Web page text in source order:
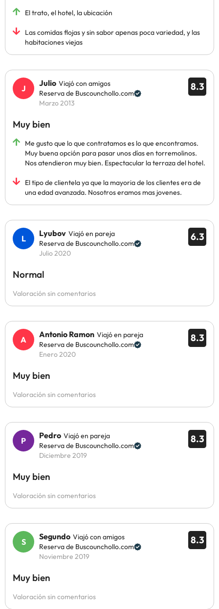
El trato, el hotel, la ubicación
Las comidas flojas y sin sabor apenas poca variedad, y las
habitaciones viejas
8.3
Julio Viajó con amigos
Reserva de Buscounchollo.com
Marzo 2013
Muy bien
Me gusto que lo que contratamos es lo que encontramos.
Muy buena opción para pasar unos días en torremolinos.
Nos atendieron muy bien. Espectacular la terraza del hotel.
El tipo de clientela ya que la mayoria de los clientes era de
una edad avanzada. Nosotros eramos mas jovenes.
6.3
Lyubov Viajó en pareja
Reserva de Buscounchollo.com
Julio 2020
Normal
Valoración sin comentarios
8.3
Antonio Ramon Viajó en pareja
Reserva de Buscounchollo.com
Enero 2020
Muy bien
Valoración sin comentarios
8.3
Pedro Viajó en pareja
Reserva de Buscounchollo.com
Diciembre 2019
Muy bien
Valoración sin comentarios
8.3
Segundo Viajó con amigos
Reserva de Buscounchollo.com
Noviembre 2019
Muy bien
Valoración sin comentarios